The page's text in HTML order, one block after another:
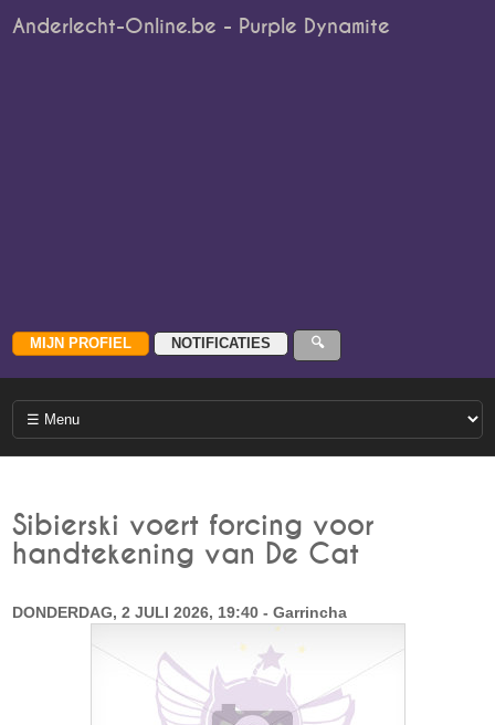
Anderlecht-Online.be - Purple Dynamite
Sibierski voert forcing voor
handtekening van De Cat
DONDERDAG, 2 JULI 2026, 19:40 - Garrincha